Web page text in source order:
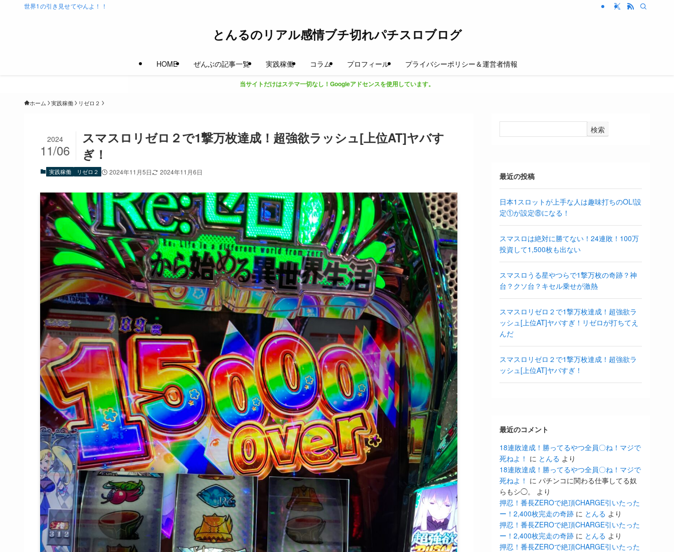
世界1の引き見せてやんよ！！
とんるのリアル感情ブチ切れパチスロブログ
HOME ぜんぶの記事一覧 実践稼働 コラム プロフィール プライバシーポリシー＆運営者情報
当サイトだけはステマ一切なし！Googleアドセンスを使用しています。
ホーム 実践稼働 リゼロ２
スマスロリゼロ２で1撃万枚達成！超強欲ラッシュ[上位AT]ヤバす
ぎ！
2024
11/06
実践稼働 リゼロ２ 2024年11月5日 2024年11月6日
検索
最近の投稿
日本1スロットが上手な人は趣味打ちのOL!設
定①が設定⑧になる！
スマスロは絶対に勝てない！24連敗！100万
投資して1,500枚も出ない
スマスロうる星やつらで1撃万枚の奇跡？神
台？クソ台？キセル乗せが激熱
スマスロリゼロ２で1撃万枚達成！超強欲ラ
ッシュ[上位AT]ヤバすぎ！リゼロが打ちてえ
んだ
スマスロリゼロ２で1撃万枚達成！超強欲ラ
ッシュ[上位AT]ヤバすぎ！
最近のコメント
18連敗達成！勝ってるやつ全員〇ね！マジで
死ねよ！ に とんる より
18連敗達成！勝ってるやつ全員〇ね！マジで
死ねよ！ に パチンコに関わる仕事してる奴
らもシ◯。
より
押忍！番長ZEROで絶頂CHARGE引いたった
ー！2,400枚完走の奇跡 に とんる より
押忍！番長ZEROで絶頂CHARGE引いたった
ー！2,400枚完走の奇跡 に とんる より
押忍！番長ZEROで絶頂CHARGE引いたった